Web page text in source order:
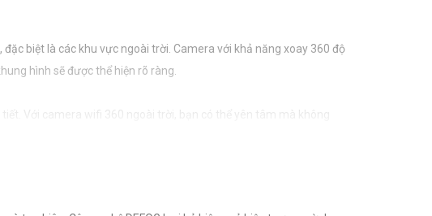
biệt là các khu vực ngoài trời. Camera với khả năng xoay 360 độ
hình sẽ được thể hiện rõ ràng.
️Với camera wifi 360 ngoài trời, bạn có thể yên tâm mà không